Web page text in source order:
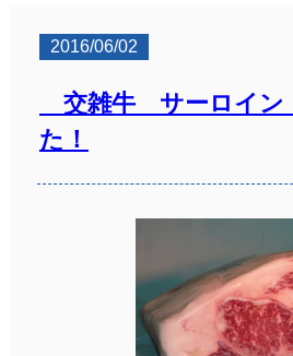
2016/06/02
交雑牛 サーロイン
た！